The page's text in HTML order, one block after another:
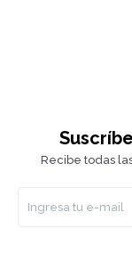
Recibe todas